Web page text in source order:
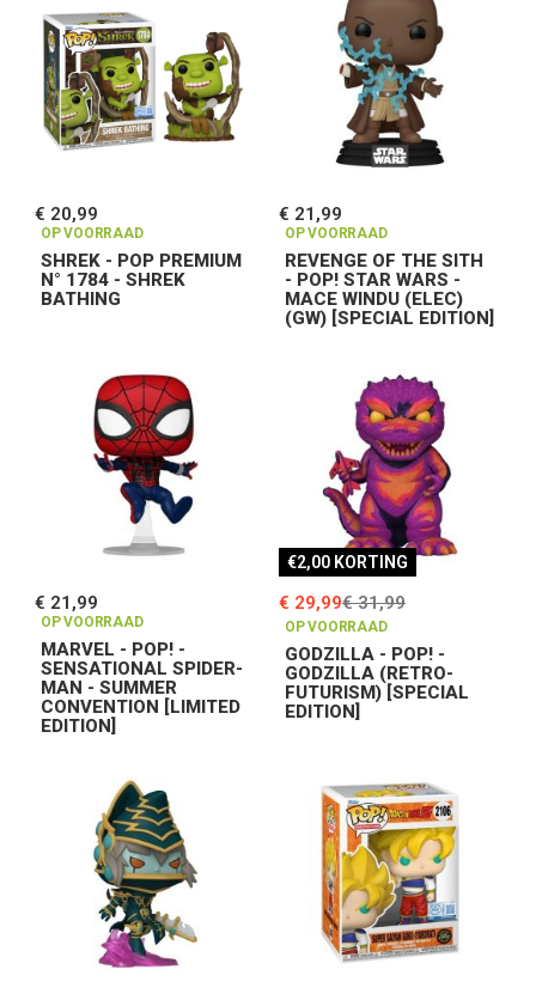
SHREK - POP PREMIUM
N° 1784 - SHREK
BATHING
€ 20,99
OP VOORRAAD
REVENGE OF THE SITH
- POP! STAR WARS -
MACE WINDU (ELEC)
(GW) [SPECIAL EDITION]
€ 21,99
OP VOORRAAD
MARVEL - POP! -
SENSATIONAL SPIDER-
MAN - SUMMER
CONVENTION [LIMITED
EDITION]
€ 21,99
OP VOORRAAD
€2,00 KORTING
GODZILLA - POP! -
GODZILLA (RETRO-
FUTURISM) [SPECIAL
EDITION]
€ 29,99€ 31,99
OP VOORRAAD